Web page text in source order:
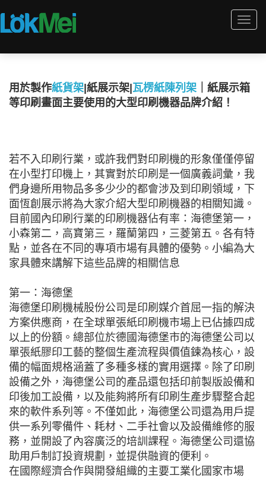
用於製作紙貨架 |紙展示架| 瓦楞紙陳列架 ｜紙展示箱
等印刷畫面主要使用的大型印刷機器品牌介紹！
若不入印刷行業，或許我們對印刷機的形象僅僅停留
在小型打印機上，其實對於印刷是一個廣義詞彙，我
們身邊所用物品多多少少的都會涉及到印刷領域，下
面恆創展示將為大家介紹大型印刷機器的相關知識。
目前國內印刷行業的印刷機器佔有率：海德堡第一，
小森第二，高寶第三，羅蘭第四，三菱第五。各有特
點，並各在不同的專項市場有具體的優勢。小編為大
家具體來講解下這些品牌的相關信息
第一：海德堡
海德堡印刷機械股份公司是印刷媒介首屈一指的解決
方案供應商，在全球單張紙印刷機市場上已佔據四成
以上的份額。總部位於德國海德堡市的海德堡公司以
單張紙膠印工藝的整個生產流程與價值鍊為核心，設
備的幅面規格涵蓋了多種多樣的實用選擇。除了印刷
設備之外，海德堡公司的產品還包括印前製版設備和
印後加工設備，以及能夠將所有印刷生產步驟整合起
來的軟件系列等。不僅如此，海德堡公司還為用戶提
供一系列零備件、耗材、二手社會以及設備維修的服
務，並開設了內容廣泛的培訓課程。海德堡公司還協
助用戶制訂投資規劃，並提供融資的便利。
在國際經濟合作與開發組織的主要工業化國家市場